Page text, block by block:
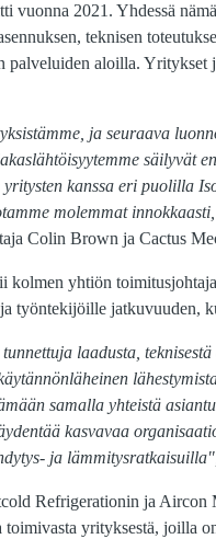
vuonna 2021. Yhdessä
teknisen
palveluiden aloilla. Yritykset
ja seuraava
säilyvät
kanssa eri puolilla
molemmat
Colin Brown ja Cactus
yhtiön
työntekijöille jatkuvuuden,
laadusta,
samalla yhteistä
kasvavaa
ja lämmitysratkaisuilla",
Refrigerationin ja
toimivasta yrityksestä, joilla